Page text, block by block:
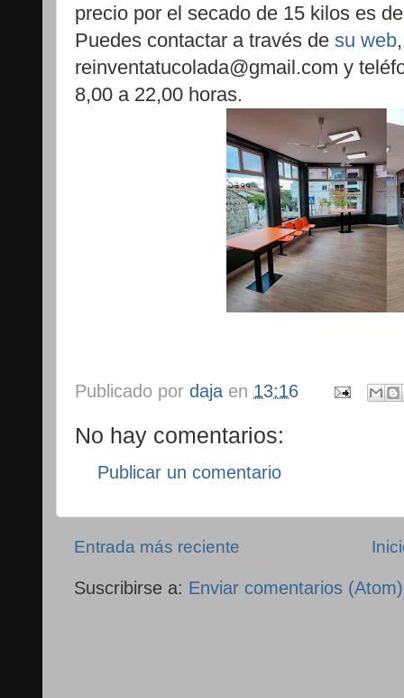
precio por el secado de 15 kilos es
Puedes contactar a través de su web
reinventatucolada@gmail.com y
8,00 a 22,00 horas.
Publicado por daja en 13:16
No hay comentarios:
Publicar un comentario
Entrada más reciente
Suscribirse a: Enviar comentarios (Atom)